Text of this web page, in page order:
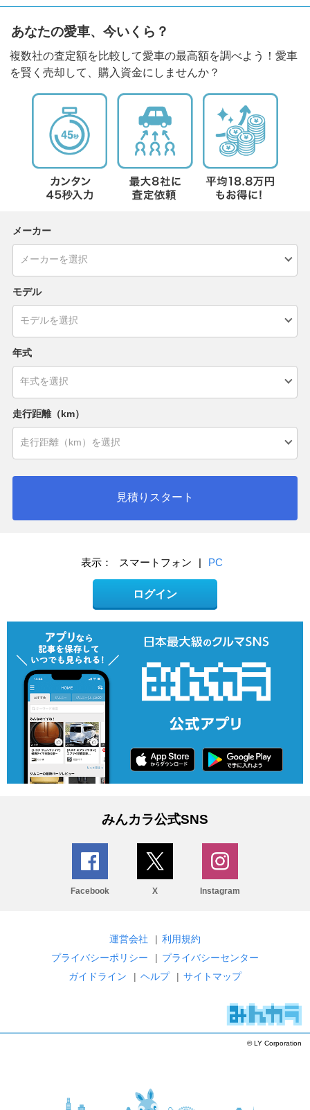
あなたの愛車、今いくら？
複数社の査定額を比較して愛車の最高額を調べよう！愛車
を賢く売却して、購入資金にしませんか？
メーカー
モデル
年式
走行距離（km）
見積りスタート
表示： スマートフォン | PC
ログイン
みんカラ公式SNS
Facebook X Instagram
運営会社 | 利用規約
プライバシーポリシー
| プライバシーセンター
ガイドライン
| ヘルプ | サイトマップ
© LY Corporation